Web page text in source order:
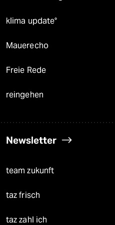
klima update°
Mauerecho
Freie Rede
reingehen
Newsletter
team zukunft
taz frisch
taz zahl ich